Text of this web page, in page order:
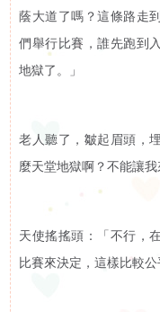
屬
下
構
啟智早期訓練中心
心明治小食店
持
蔭大道了嗎？這條路走
們舉行比賽，誰先跑到
地獄了。」
老人聽了，皺起眉頭，
麼天堂地獄啊？不能讓我
天使搖搖頭：「不行，
比賽來決定，這樣比較